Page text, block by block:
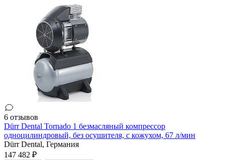
6 отзывов
Dürr Dental Tornado 1 безмасляный компрессор
одноцилиндровый, без осушителя, с кожухом, 67 л/мин
Dürr Dental, Германия
147 482 ₽